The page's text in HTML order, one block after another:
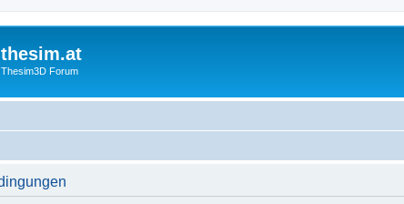
thesim.at
Thesim3D Forum